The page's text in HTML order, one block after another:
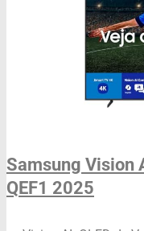
Samsung Vision
QEF1 2025